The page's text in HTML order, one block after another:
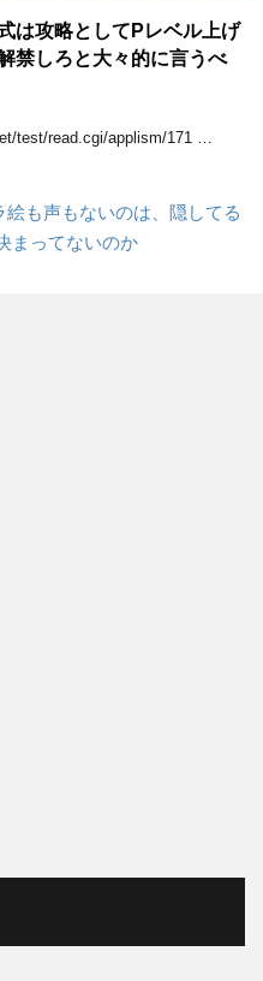
は攻略としてPレベル上げ
禁しろと大々的に言うべ
test/read.cgi/applism/171 …
絵も声もないのは、隠してる
まってないのか